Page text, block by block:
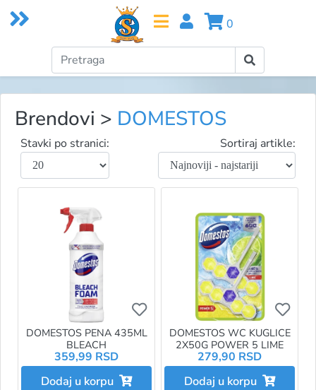
0
Brendovi > DOMESTOS
Stavki po stranici: Sortiraj artikle:
Ukoliko želite da dodate
DOMESTOS PENA 435ML
BLEACH
359,99 RSD
Dodaj u korpu
DOMESTOS WC KUGLICE
2X50G POWER 5 LIME
279,90 RSD
Dodaj u korpu